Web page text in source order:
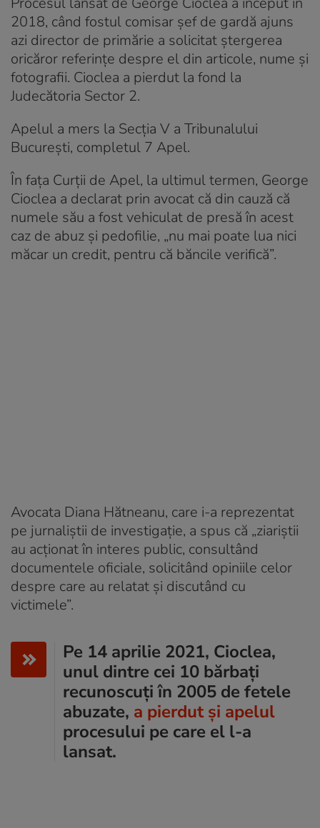
2018, când fostul comisar șef de gardă ajuns
azi director de primărie a solicitat ștergerea
oricăror referințe despre el din articole, nume și
fotografii. Cioclea a pierdut la fond la
Judecătoria Sector 2.
Apelul a mers la Secția V a Tribunalului
București, completul 7 Apel.
În fața Curții de Apel, la ultimul termen, George
Cioclea a declarat prin avocat că din cauză că
numele său a fost vehiculat de presă în acest
caz de abuz și pedofilie, „nu mai poate lua nici
măcar un credit, pentru că băncile verifică”.
Avocata Diana Hătneanu, care i-a reprezentat
pe jurnaliștii de investigație, a spus că „ziariștii
au acționat în interes public, consultând
documentele oficiale, solicitând opiniile celor
despre care au relatat și discutând cu
victimele”.
Pe 14 aprilie 2021, Cioclea,
unul dintre cei 10 bărbați
recunoscuți în 2005 de fetele
abuzate, a pierdut și apelul
procesului pe care el l-a
lansat.